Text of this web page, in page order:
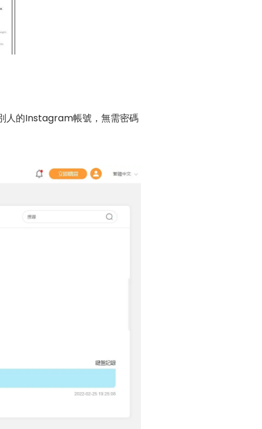
人的Instagram帳號，無需密碼